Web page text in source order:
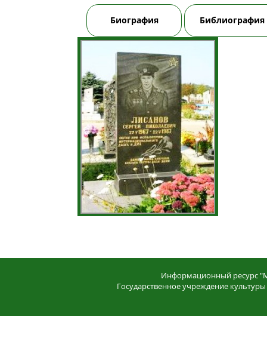
Биография Библиография
Информационный ресурс
Государственное учреждение